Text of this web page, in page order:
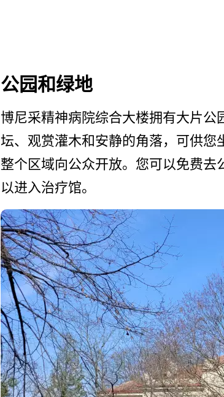
公园和绿地
博尼采精神病院综合大楼拥有­大片
坛、观赏灌木和安静的角落，可供您
整个区域向公众开放。您可以­免费
以进入治疗馆。